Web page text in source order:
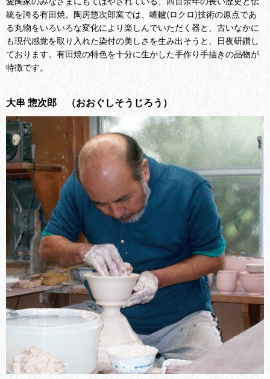
統を誇る有田焼。 陶房惣次郎窯では、轆轤(ロクロ)技術の原点であ
る丸物をいろいろな変化により楽しんでいただく器と、古いなかに
も現代感覚を取り入れた染付の美しさを生み出そうと、日夜研鑽し
ております。 有田焼の特色を十分に生かした手作り手描きの品物が
特徴です。
大串 惣次郎 （おおぐしそうじろう）